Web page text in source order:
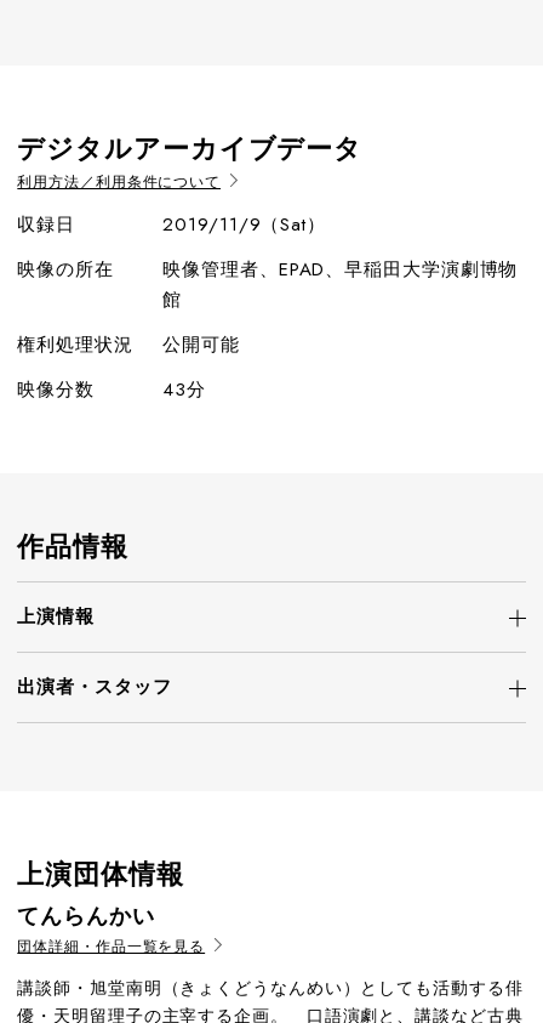
デジタルアーカイブデータ
利用方法／利用条件について
収録日
2019/11/9（Sat）
映像の所在
映像管理者、EPAD、早稲田大学演劇博物
館
権利処理状況
公開可能
映像分数
43分
作品情報
上演情報
出演者・ スタッフ
上演団体情報
てんらんかい
団体詳細・作品一覧を見る
講談師・旭堂南明（きょくどうなんめい）としても活動する俳
優・天明留理子の主宰する企画。 口語演劇と、講談など古典